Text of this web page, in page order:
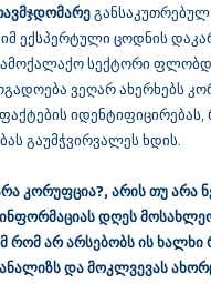
ექსპერტული ცოდნის
სექტორი
ვეღარ ახერხებს
იდენტიფიცირებას,
გაუმჭვირვალეს ხდის.
კორუფცია?, არის თუ არა
დღეს
რომ არ არსებობს ის
და მოკლვევას